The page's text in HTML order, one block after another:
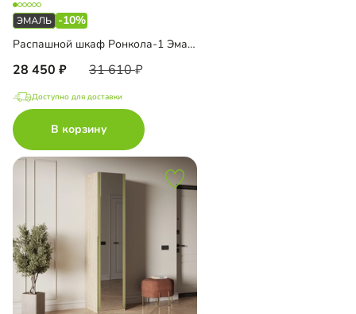
-10%
Распашной шкаф Ронкола-1 Эмаль с антресолью
28 450 31 610
Доступно для доставки
В корзину